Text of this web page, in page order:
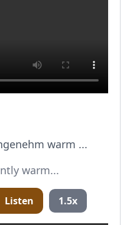
warm ...
warm...
Listen 1.5x